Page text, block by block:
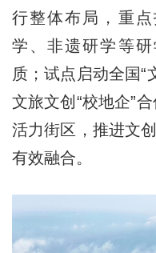
行整体布局，重
学、非遗研学等
质；试点启动全国“
文旅文创“校地企”
活力街区，推进文
有效融合。